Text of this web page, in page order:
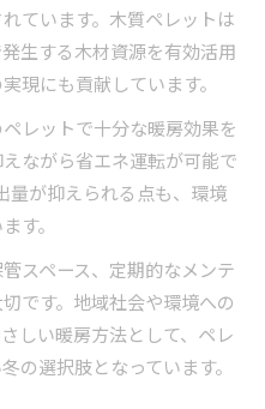
ています。木質ペレットは
生する木材資源を有効活用
現にも貢献しています。
レットで十分な暖房効果を
ながら省エネ運転が可能で
量が抑えられる点も、環境
す。
スペース、定期的なメンテ
です。地域社会や環境への
しい暖房方法として、ペレ
の選択肢となっています。